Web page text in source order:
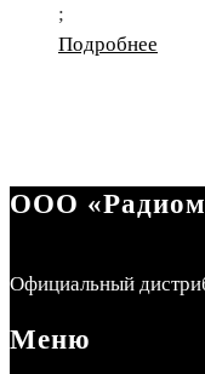
;
Подробнее
ООО
Официальный
Меню